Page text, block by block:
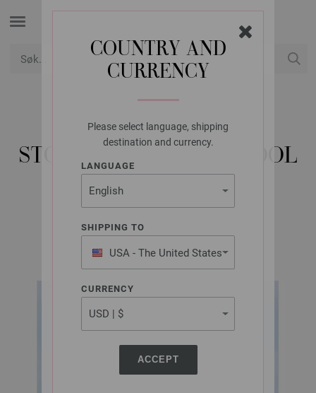
COUNTRY AND
CURRENCY
Please select language, shipping
destination and currency.
LANGUAGE
SHIPPING TO
USA - The United States
of America
CURRENCY
ACCEPT
LANA GROSSA
STOLA FARFALLA & COOL
MERINO
Tücher & Co. No. 10 | Modell 4